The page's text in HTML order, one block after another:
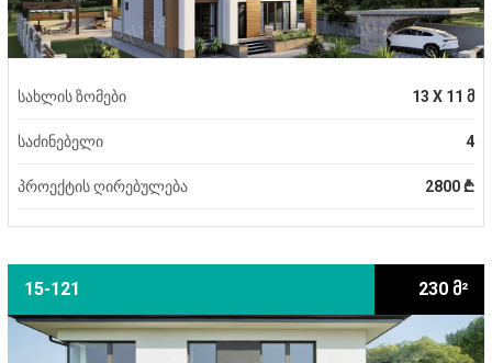
სახლის ზომები 13 X 11 მ
საძინებელი 4
პროექტის ღირებულება 2800 ₾
15-121 230 მ²